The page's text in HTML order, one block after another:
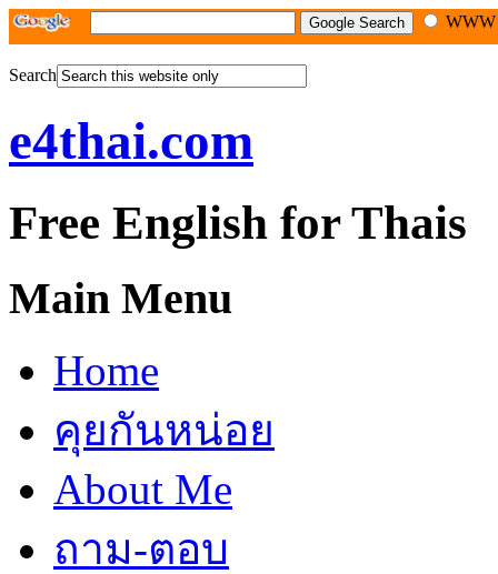
Search
e4thai.com
Free English for Thais
Main Menu
Home
คุยกันหน่อย
About Me
ถาม-ตอบ